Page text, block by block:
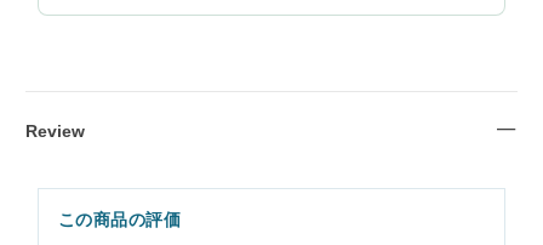
Review
この商品の評価